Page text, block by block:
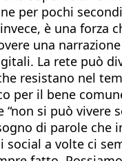
per pochi
è una
una
La rete può
resistano nel
per il bene
“non si può vivere
di parole
a volte ci